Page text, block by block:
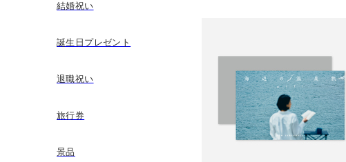
結婚祝い
誕生日プレゼント
退職祝い
旅行券
景品